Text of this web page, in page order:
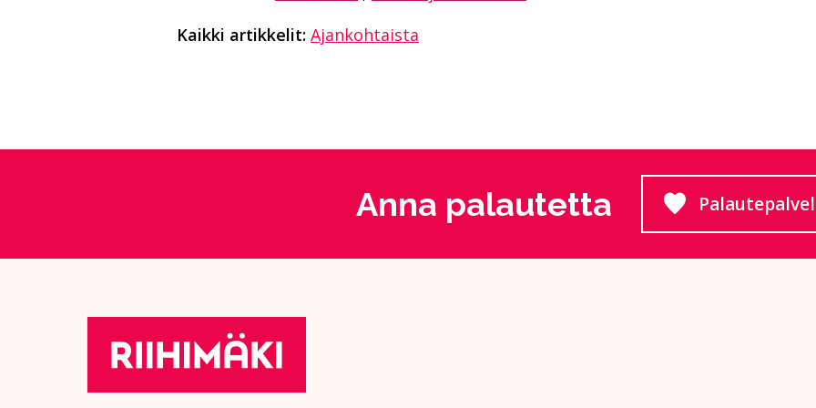
Kaikki artikkelit: Ajankohtaista
Anna palautetta Siirtyy